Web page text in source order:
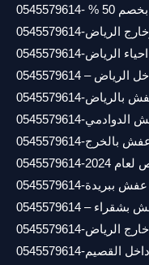
0545579614
0545579614
– 0545579614
0545579614
0545579614
0545579614
0545579614
– 0545579614
0545579614
0545579614